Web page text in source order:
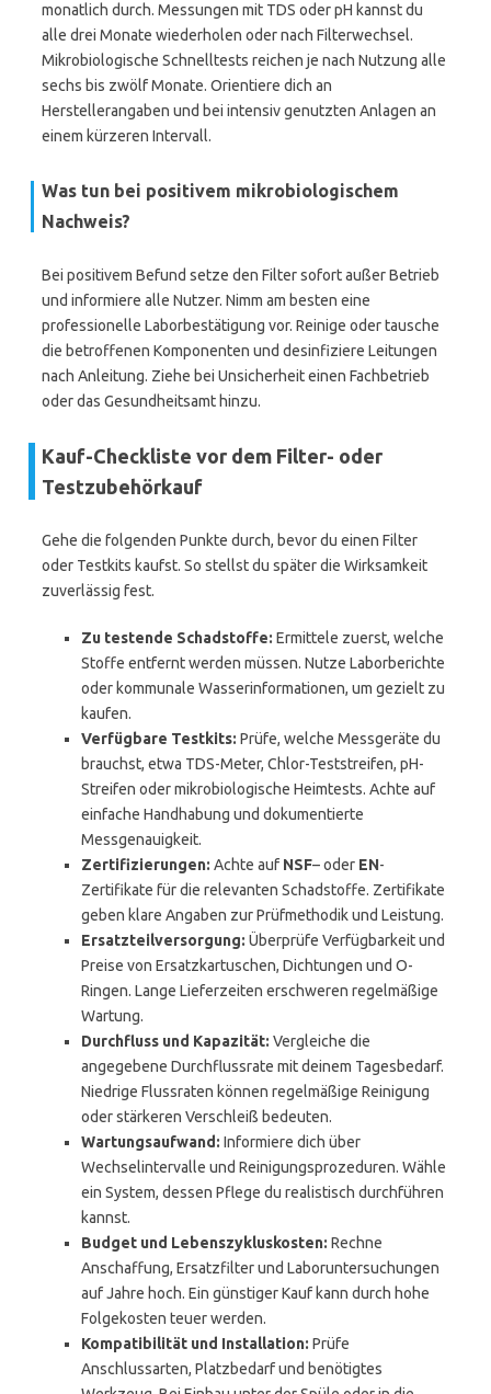
monatlich durch. Messungen mit TDS oder pH kannst du
alle drei Monate wiederholen oder nach Filterwechsel.
Mikrobiologische Schnelltests reichen je nach Nutzung alle
sechs bis zwölf Monate. Orientiere dich an
Herstellerangaben und bei intensiv genutzten Anlagen an
einem kürzeren Intervall.
Was tun bei positivem mikrobiologischem
Nachweis?
Bei positivem Befund setze den Filter sofort außer Betrieb
und informiere alle Nutzer. Nimm am besten eine
professionelle Laborbestätigung vor. Reinige oder tausche
die betroffenen Komponenten und desinfiziere Leitungen
nach Anleitung. Ziehe bei Unsicherheit einen Fachbetrieb
oder das Gesundheitsamt hinzu.
Kauf-Checkliste vor dem Filter- oder
Testzubehörkauf
Gehe die folgenden Punkte durch, bevor du einen Filter
oder Testkits kaufst. So stellst du später die Wirksamkeit
zuverlässig fest.
Zu testende Schadstoffe: Ermittele zuerst, welche
Stoffe entfernt werden müssen. Nutze Laborberichte
oder kommunale Wasserinformationen, um gezielt zu
kaufen.
Verfügbare Testkits: Prüfe, welche Messgeräte du
brauchst, etwa TDS-Meter, Chlor-Teststreifen, pH-
Streifen oder mikrobiologische Heimtests. Achte auf
einfache Handhabung und dokumentierte
Messgenauigkeit.
Zertifizierungen: Achte auf NSF– oder EN-
Zertifikate für die relevanten Schadstoffe. Zertifikate
geben klare Angaben zur Prüfmethodik und Leistung.
Ersatzteilversorgung: Überprüfe Verfügbarkeit und
Preise von Ersatzkartuschen, Dichtungen und O-
Ringen. Lange Lieferzeiten erschweren regelmäßige
Wartung.
Durchfluss und Kapazität: Vergleiche die
angegebene Durchflussrate mit deinem Tagesbedarf.
Niedrige Flussraten können regelmäßige Reinigung
oder stärkeren Verschleiß bedeuten.
Wartungsaufwand: Informiere dich über
Wechselintervalle und Reinigungsprozeduren. Wähle
ein System, dessen Pflege du realistisch durchführen
kannst.
Budget und Lebenszykluskosten: Rechne
Anschaffung, Ersatzfilter und Laboruntersuchungen
auf Jahre hoch. Ein günstiger Kauf kann durch hohe
Folgekosten teuer werden.
Kompatibilität und Installation: Prüfe
Anschlussarten, Platzbedarf und benötigtes